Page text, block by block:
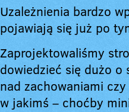
Uzależnienia bardzo
pojawiają się już po
Zaprojektowaliśmy
dowiedzieć się dużo o
nad zachowaniami
w jakimś – choćby